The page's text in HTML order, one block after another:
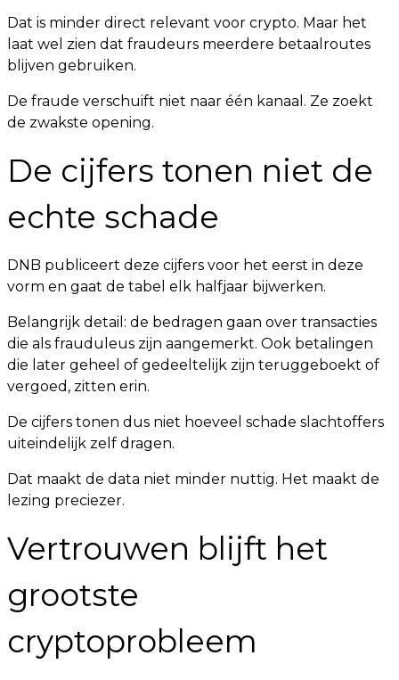
Dat is minder direct relevant voor crypto. Maar het
laat wel zien dat fraudeurs meerdere betaalroutes
blijven gebruiken.
De fraude verschuift niet naar één kanaal. Ze zoekt
de zwakste opening.
De cijfers tonen niet de
echte schade
DNB publiceert deze cijfers voor het eerst in deze
vorm en gaat de tabel elk halfjaar bijwerken.
Belangrijk detail: de bedragen gaan over transacties
die als frauduleus zijn aangemerkt. Ook betalingen
die later geheel of gedeeltelijk zijn teruggeboekt of
vergoed, zitten erin.
De cijfers tonen dus niet hoeveel schade slachtoffers
uiteindelijk zelf dragen.
Dat maakt de data niet minder nuttig. Het maakt de
lezing preciezer.
Vertrouwen blijft het
grootste
cryptoprobleem